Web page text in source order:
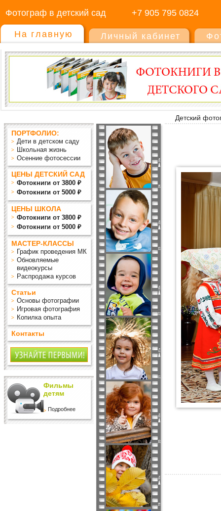
Фотограф в детский сад +7 905 795 0824
На главную Личный кабинет
Детский
ПОРТФОЛИО:
Дети в детском саду
Школьная жизнь
Осенние фотосессии
ЦЕНЫ ДЕТСКИЙ САД
Фотокниги от 3800 ₽
Фотокниги от 5000 ₽
ЦЕНЫ ШКОЛА
Фотокниги от 3800 ₽
Фотокниги от 5000 ₽
МАСТЕР-КЛАССЫ
График проведения МК
Обновляемые
видеокурсы
Распродажа курсов
Статьи
Основы фотографии
Игровая фотография
Копилка опыта
Контакты
Фильмы
детям
Подробнее